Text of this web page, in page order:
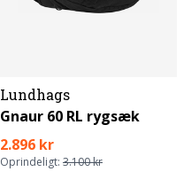
Lundhags
Gnaur 60 RL rygsæk
2.896 kr
Oprindeligt: 3.100 kr